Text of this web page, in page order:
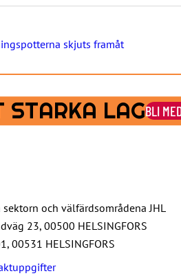
skjuts framåt
STARKA LAGBLI
och välfärdsområdena JHL
23, 00500 HELSINGFORS
00531 HELSINGFORS